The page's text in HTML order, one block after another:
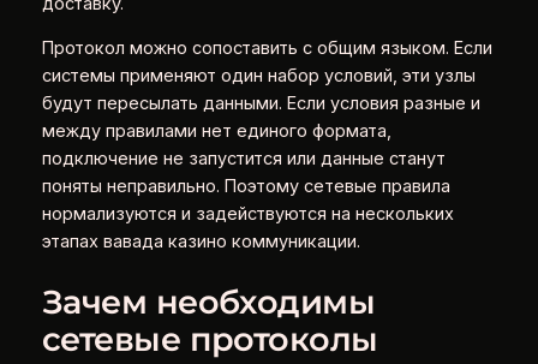
Протокол можно сопоставить с общим языком. Если
системы применяют один набор условий, эти узлы
будут пересылать данными. Если условия разные и
между правилами нет единого формата,
подключение не запустится или данные станут
поняты неправильно. Поэтому сетевые правила
нормализуются и задействуются на нескольких
этапах вавада казино коммуникации.
Зачем необходимы
сетевые протоколы